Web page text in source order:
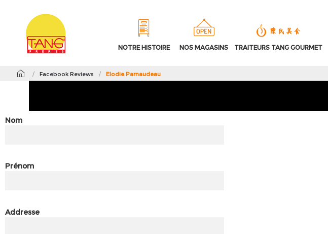
NOTRE HISTOIRE NOS MAGASINS TRAITEURS TANG GOURMET
/ Facebook Reviews / Elodie Parnaudeau
Nom
Prénom
Addresse